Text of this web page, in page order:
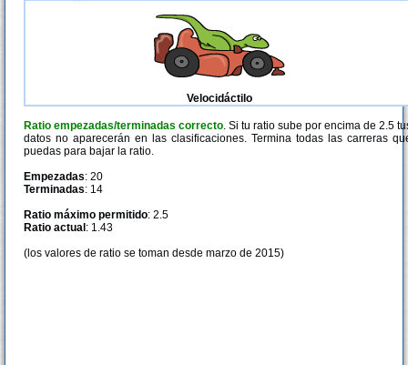
Velocidáctilo
Ratio empezadas/terminadas correcto. Si tu ratio sube por encima de 2.5
datos no aparecerán en las clasificaciones. Termina todas las carreras
puedas para bajar la ratio.
Empezadas: 20
Terminadas: 14
Ratio máximo permitido: 2.5
Ratio actual : 1.43
(los valores de ratio se toman desde marzo de 2015)